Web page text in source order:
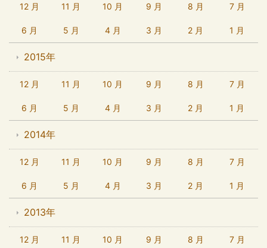
12 月 11 月 10 月 9 月 8 月 7 月
6 月 5 月 4 月 3 月 2 月 1 月
2015年
12 月 11 月 10 月 9 月 8 月 7 月
6 月 5 月 4 月 3 月 2 月 1 月
2014年
12 月 11 月 10 月 9 月 8 月 7 月
6 月 5 月 4 月 3 月 2 月 1 月
2013年
12 月 11 月 10 月 9 月 8 月 7 月